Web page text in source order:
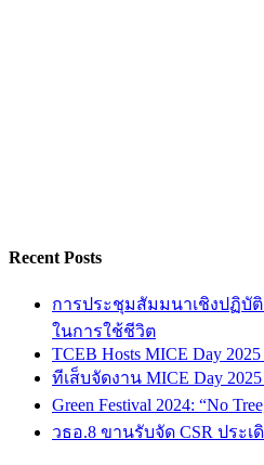
Recent Posts
การประชุมสัมมนาเชิงปฏิบัติ
ในการใช้ชีวิต
TCEB Hosts MICE Day
ทีเส็บจัดงาน MICE Day
Green Festival 2024: “No
วธอ.8 ขานรับจัด CSR ประเ